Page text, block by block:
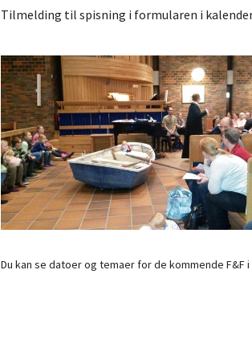
Tilmelding til spisning i formularen i
Du kan se datoer og temaer for de kommende F&F